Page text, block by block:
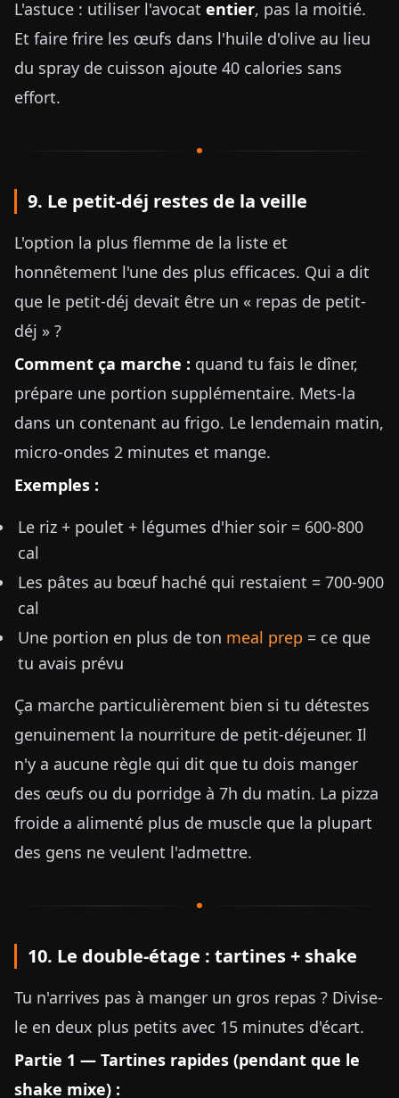
L'astuce : utiliser l'avocat entier, pas la moitié.
Et faire frire les œufs dans l'huile d'olive au lieu
du spray de cuisson ajoute 40 calories sans
effort.
9. Le petit-déj restes de la veille
L'option la plus flemme de la liste et
honnêtement l'une des plus efficaces. Qui a dit
que le petit-déj devait être un « repas de petit-
déj » ?
Comment ça marche : quand tu fais le dîner,
prépare une portion supplémentaire. Mets-la
dans un contenant au frigo. Le lendemain matin,
micro-ondes 2 minutes et mange.
Exemples :
Le riz + poulet + légumes d'hier soir = 600-800
cal
Les pâtes au bœuf haché qui restaient = 700-900
cal
Une portion en plus de ton meal prep = ce que
tu avais prévu
Ça marche particulièrement bien si tu détestes
genuinement la nourriture de petit-déjeuner. Il
n'y a aucune règle qui dit que tu dois manger
des œufs ou du porridge à 7h du matin. La pizza
froide a alimenté plus de muscle que la plupart
des gens ne veulent l'admettre.
10. Le double-étage : tartines + shake
Tu n'arrives pas à manger un gros repas ? Divise-
le en deux plus petits avec 15 minutes d'écart.
Partie 1 — Tartines rapides (pendant que le
shake mixe) :